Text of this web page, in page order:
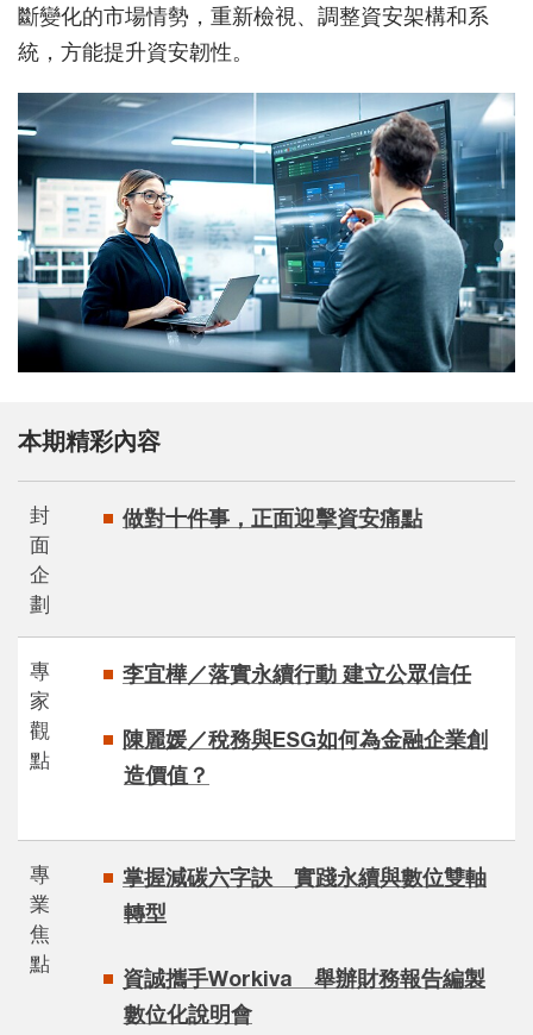
斷變化的市場情勢，重新檢視、調整資安架構和系
統，方能提升資安韌性。
本期精彩內容
封
面
企
劃
做對十件事，正面迎擊資安痛點
專
家
觀
點
李宜樺／落實永續行動 建立公眾信任
陳麗媛／稅務與ESG如何為金融企業創
造價值？
專
業
焦
點
掌握減碳六字訣 實踐永續與數位雙軸
轉型
資誠攜手Workiva 舉辦財務報告編製
數位化說明會